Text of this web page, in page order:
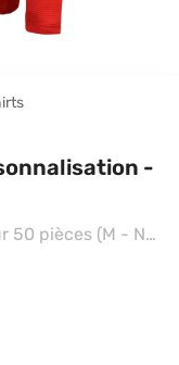
-
Prix à l'unité pour 50 pièces (M - Navy/royal/white, Impression coeur)